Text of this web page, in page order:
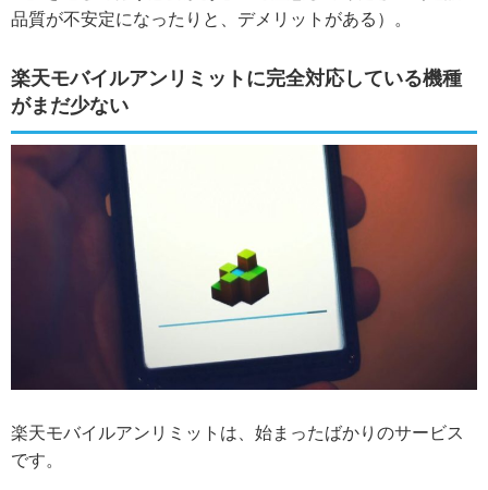
品質が不安定になったりと、デメリットがある）。
楽天モバイルアンリミットに完全対応している機種
がまだ少ない
楽天モバイルアンリミットは、始まったばかりのサービス
です。